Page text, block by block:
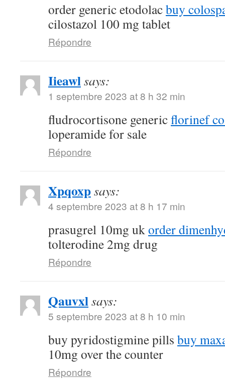
order generic etodolacbuy
cilostazol 100 mg tablet
Répondre
Iieawlsays:
1 septembre 2023 at 8 h 32 min
fludrocortisone genericflorinef
loperamide for sale
Répondre
Xpqoxpsays:
4 septembre 2023 at 8 h 17 min
prasugrel 10mg ukorder
tolterodine 2mg drug
Répondre
Qauvxlsays:
5 septembre 2023 at 8 h 10 min
buy pyridostigmine pills buy
10mg over the counter
Répondre